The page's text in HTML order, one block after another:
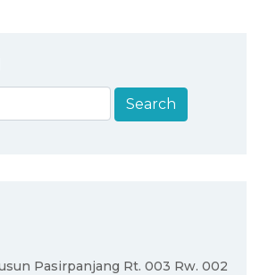
Pasirpanjang Rt. 003 Rw. 002